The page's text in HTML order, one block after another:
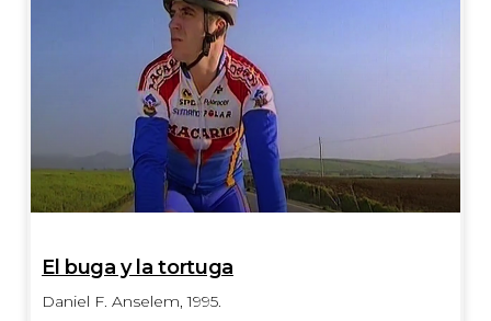
El buga y la tortuga
Daniel F. Anselem, 1995.